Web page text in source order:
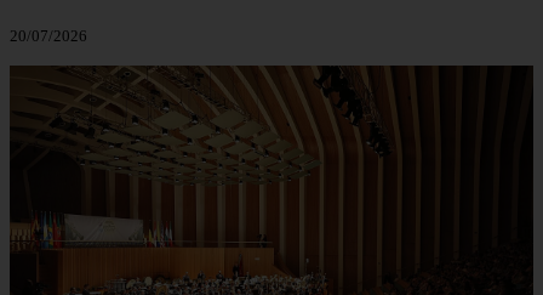
20/07/2026